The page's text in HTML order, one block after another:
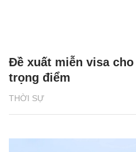
THỜI SỰ
Đề xuất miễn visa
trọng điểm